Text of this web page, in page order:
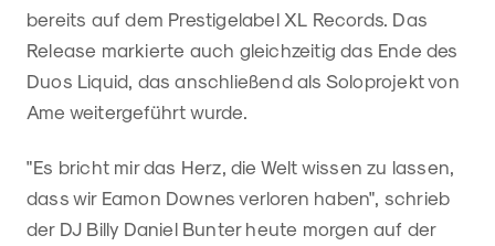
bereits auf dem Prestigelabel XL Records. Das
Release markierte auch gleichzeitig das Ende des
Duos Liquid, das anschließend als Soloprojekt von
Ame weitergeführt wurde.
"Es bricht mir das Herz, die Welt wissen zu lassen,
dass wir Eamon Downes verloren haben", schrieb
der DJ Billy Daniel Bunter heute morgen auf der